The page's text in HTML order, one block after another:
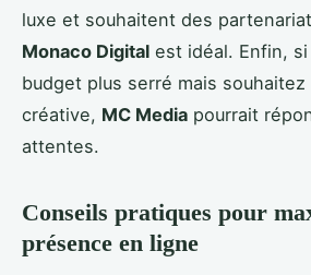
luxe et souhaitent des
Monaco Digital est idéal. Enfin,
budget plus serré mais
créative, MC Media pourrait
attentes.
Conseils pratiques pour
présence en ligne